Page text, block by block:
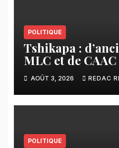
POLITIQUE
Tshikapa :
MLC et de
Dynamique
Transformation
AOÛT 3, 2026 REDAC
POLITIQUE